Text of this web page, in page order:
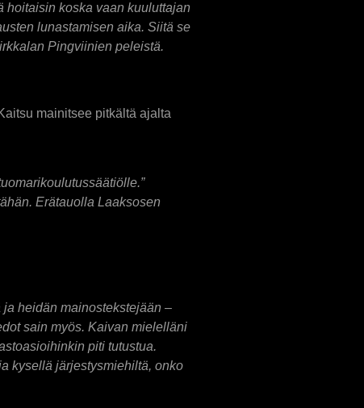
hoitaisin koska vaan kuuluttajan
lunastamisen aika. Siitä se
Pingviinien peleistä.
mainitsee pitkältä ajalta
Erätauolla Laaksosen
heidän mainostekstejään –
sain myös. Kaivan mielelläni
piti tutustua.
kysellä järjestysmiehiltä, onko